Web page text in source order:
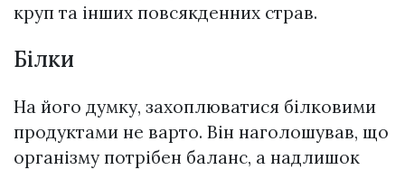
круп та інших повсякденних страв.
Білки
На його думку, захоплюватися білковими
продуктами не варто. Він наголошував, що
організму потрібен баланс, а надлишок